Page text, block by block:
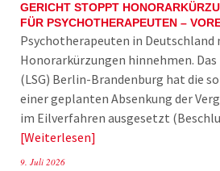
GERICHT STOPPT
FÜR PSYCHOTHERAPEUTEN –
Psychotherapeuten in Deutschland
Honorarkürzungen hinnehmen.
(LSG) Berlin-Brandenburg hat die
einer geplanten Absenkung der
im Eilverfahren ausgesetzt
Weiterlesen
9. Juli 2026